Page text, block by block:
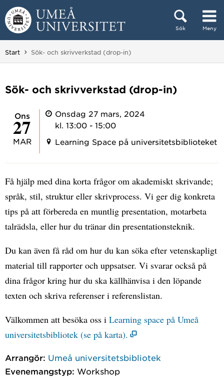
Hoppa direkt till innehållet
Sök Meny
Huvudmenyn dold.
Start Du är här:
Sök- och skrivverkstad (drop-in)
Sök- och skrivverkstad (drop-in)
ons
27
MAR
Onsdag 27 mars, 2024
kl. 13:00 - 15:00
Learning Space på universitetsbiblioteket
Få hjälp med dina korta frågor om akademiskt skrivande;
språk, stil, struktur eller skrivprocess. Vi ger dig konkreta
tips på att förbereda en muntlig presentation, motarbeta
talrädsla, eller hur du tränar din presentationsteknik.
Du kan även få råd om hur du kan söka efter vetenskapligt
material till rapporter och uppsatser. Vi svarar också på
dina frågor kring hur du ska källhänvisa i den löpande
texten och skriva referenser i referenslistan.
Välkommen att besöka oss i Learning space på Umeå
universitetsbibliotek (se på karta).
Arrangör: Umeå universitetsbibliotek
Evenemangstyp: Workshop